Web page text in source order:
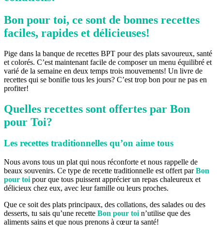
Bon pour toi, ce sont de bonnes recettes
faciles, rapides et délicieuses!
Pige dans la banque de recettes BPT pour des plats savoureux, santé
et colorés. C’est maintenant facile de composer un menu équilibré et
varié de la semaine en deux temps trois mouvements! Un livre de
recettes qui se bonifie tous les jours? C’est trop bon pour ne pas en
profiter!
Quelles recettes sont offertes par Bon
pour Toi?
Les recettes traditionnelles qu’on aime tous
Nous avons tous un plat qui nous réconforte et nous rappelle de
beaux souvenirs. Ce type de recette traditionnelle est offert parBon
pour toi pour que tous puissent apprécier un repas chaleureux et
délicieux chez eux, avec leur famille ou leurs proches.
Que ce soit des plats principaux, des collations, des salades ou des
desserts, tu sais qu’une recette Bon pour toi n’utilise que des
aliments sains et que nous prenons à cœur ta santé!